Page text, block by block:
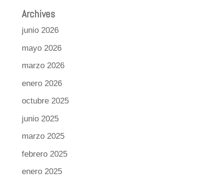
Archives
junio 2026
mayo 2026
marzo 2026
enero 2026
octubre 2025
junio 2025
marzo 2025
febrero 2025
enero 2025